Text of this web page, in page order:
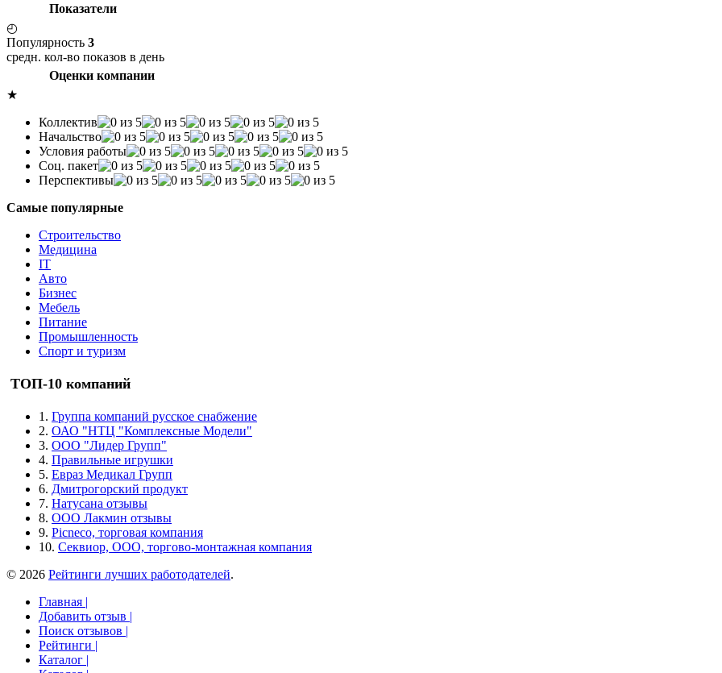
Показатели
◴
Популярность 3
средн. кол-во показов в день
Оценки компании
★
Коллектив
Начальство
Условия работы
Соц. пакет
Перспективы
Самые популярные
Строительство
Медицина
IT
Авто
Бизнес
Мебель
Питание
Промышленность
Спорт и туризм
ТОП-10 компаний
1. Группа компаний русское снабжение
2. ОАО "НТЦ "Комплексные Модели"
3. ООО "Лидер Групп"
4. Правильные игрушки
5. Евраз Медикал Групп
6. Дмитрогорский продукт
7. Натусана отзывы
8. ООО Лакмин отзывы
9. Picneco, торговая компания
10. Секвиор, ООО, торгово-монтажная компания
© 2026 Рейтинги лучших работодателей.
Главная |
Добавить отзыв |
Поиск отзывов |
Рейтинги |
Каталог |